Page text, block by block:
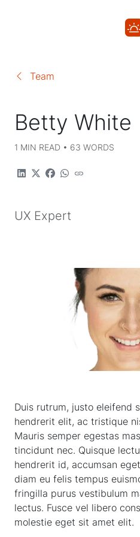
Team
Betty White
1 MIN READ • 63 WORDS
UX Expert
Duis rutrum, justo eleifend
hendrerit elit, ac tristique
Mauris semper egestas
tincidunt nec. Quisque
hendrerit id, accumsan
diam eu felis tempus
fringilla purus vestibulum
lectus. Fusce vel libero
molestie eget sit amet elit.